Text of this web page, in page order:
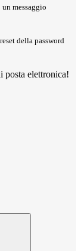
messaggio
della password
posta elettronica!